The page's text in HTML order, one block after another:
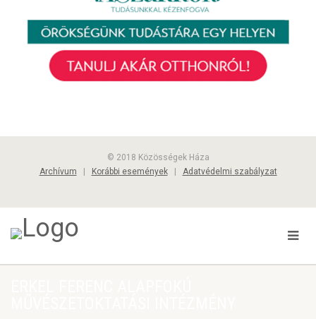
© 2018 Közösségek Háza
Archívum
Korábbi események| Adatvédelmi szabályzat